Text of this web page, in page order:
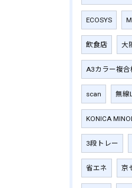
ECOSYS
飲食店 大
A3カラー複合
scan 無線
KONICA
3段トレー
省エネ 京